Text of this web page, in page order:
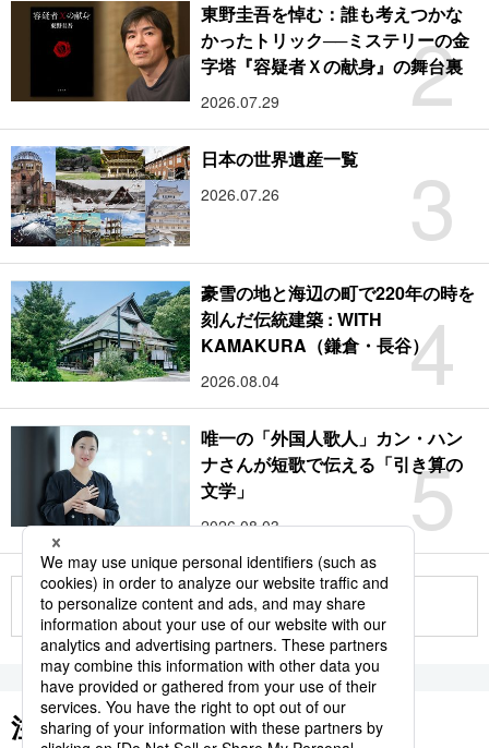
2
東野圭吾を悼む：誰も考えつかな
かったトリック──ミステリーの金
字塔『容疑者Ｘの献身』の舞台裏
2026.07.29
3
日本の世界遺産一覧
2026.07.26
4
豪雪の地と海辺の町で220年の時を
刻んだ伝統建築 : WITH
KAMAKURA（鎌倉・長谷）
2026.08.04
5
唯一の「外国人歌人」カン・ハン
ナさんが短歌で伝える「引き算の
文学」
2026.08.03
もっと見る
注目のキーワード